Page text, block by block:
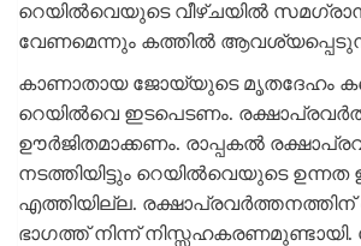
റെയില്‍വെയുടെ വീഴ്ചയില്‍
വേണമെന്നും കത്തില്‍
കാണാതായ ജോയ്‌യുടെ മൃതദേഹം
റെയില്‍വെ ഇടപെടണം.
ഊര്‍ജിതമാക്കണം. രാപ്പകല്‍
നടത്തിയിട്ടും റെയില്‍വെയുടെ
എത്തിയില്ല.
ഭാഗത്ത് നിന്ന്